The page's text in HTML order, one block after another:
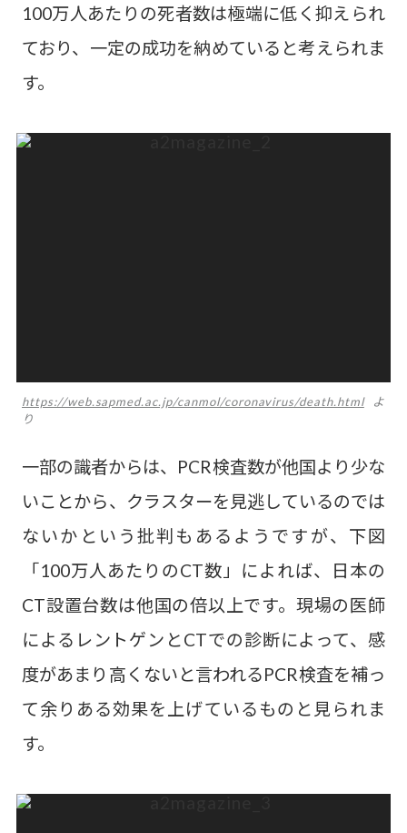
100万人あたりの死者数は極端に低く抑えられ
ており、一定の成功を納めていると考えられま
す。
https://web.sapmed.ac.jp/canmol/coronavirus/death.html
よ
り
一部の識者からは、PCR検査数が他国より少な
いことから、クラスターを見逃しているのでは
ないかという批判もあるようですが、下図
「100万人あたりのCT数」によれば、日本の
CT設置台数は他国の倍以上です。現場の医師
によるレントゲンとCTでの診断によって、感
度があまり高くないと言われるPCR検査を補っ
て余りある効果を上げているものと見られま
す。